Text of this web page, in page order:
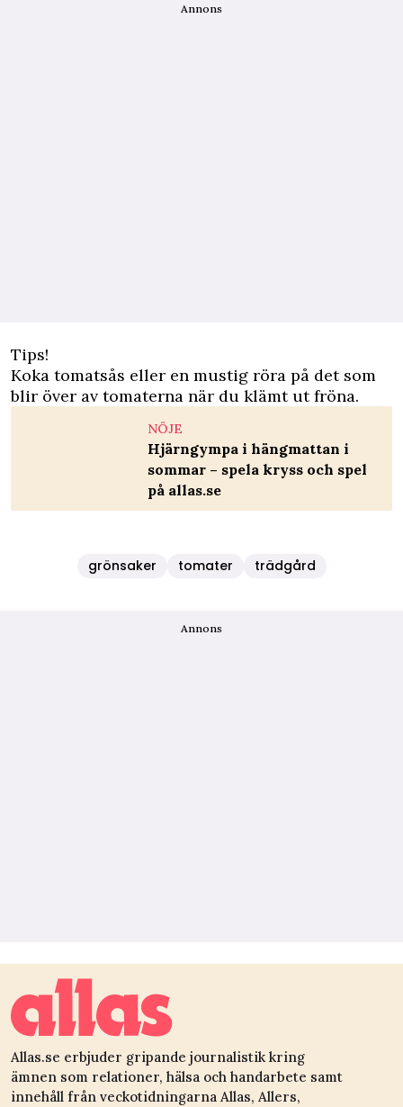
Annons
Tips!
Koka tomatsås eller en mustig röra på det som
blir över av tomaterna när du klämt ut fröna.
NÖJE
Hjärngympa i hängmattan i
sommar – spela kryss och spel
på allas.se
grönsaker tomater trädgård
Annons
Allas.se erbjuder gripande journalistik kring
ämnen som relationer, hälsa och handarbete samt
innehåll från veckotidningarna Allas, Allers,